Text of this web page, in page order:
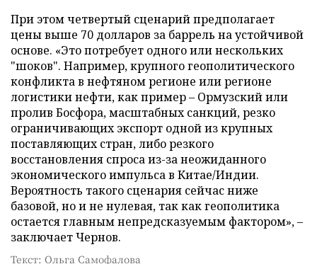
При этом четвертый сценарий предполагает
цены выше 70 долларов за баррель на устойчивой
основе. «Это потребует одного или нескольких
"шоков". Например, крупного геополитического
конфликта в нефтяном регионе или регионе
логистики нефти, как пример – Ормузский или
пролив Босфора, масштабных санкций, резко
ограничивающих экспорт одной из крупных
поставляющих стран, либо резкого
восстановления спроса из-за неожиданного
экономического импульса в Китае/Индии.
Вероятность такого сценария сейчас ниже
базовой, но и не нулевая, так как геополитика
остается главным непредсказуемым фактором», –
заключает Чернов.
Текст: Ольга Самофалова